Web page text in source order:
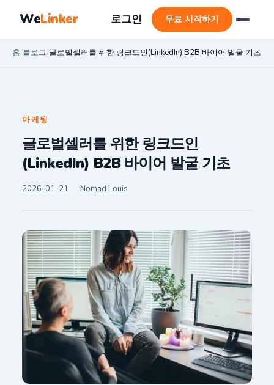
WeLinker 로그인 무료 시작하기
홈/블로그/글로벌셀러를 위한 링크드인(LinkedIn) B2B 바이어 발굴 기초
마케팅
글로벌셀러를 위한 링크드인
(LinkedIn) B2B 바이어 발굴 기초
2026-01-21 Nomad Louis